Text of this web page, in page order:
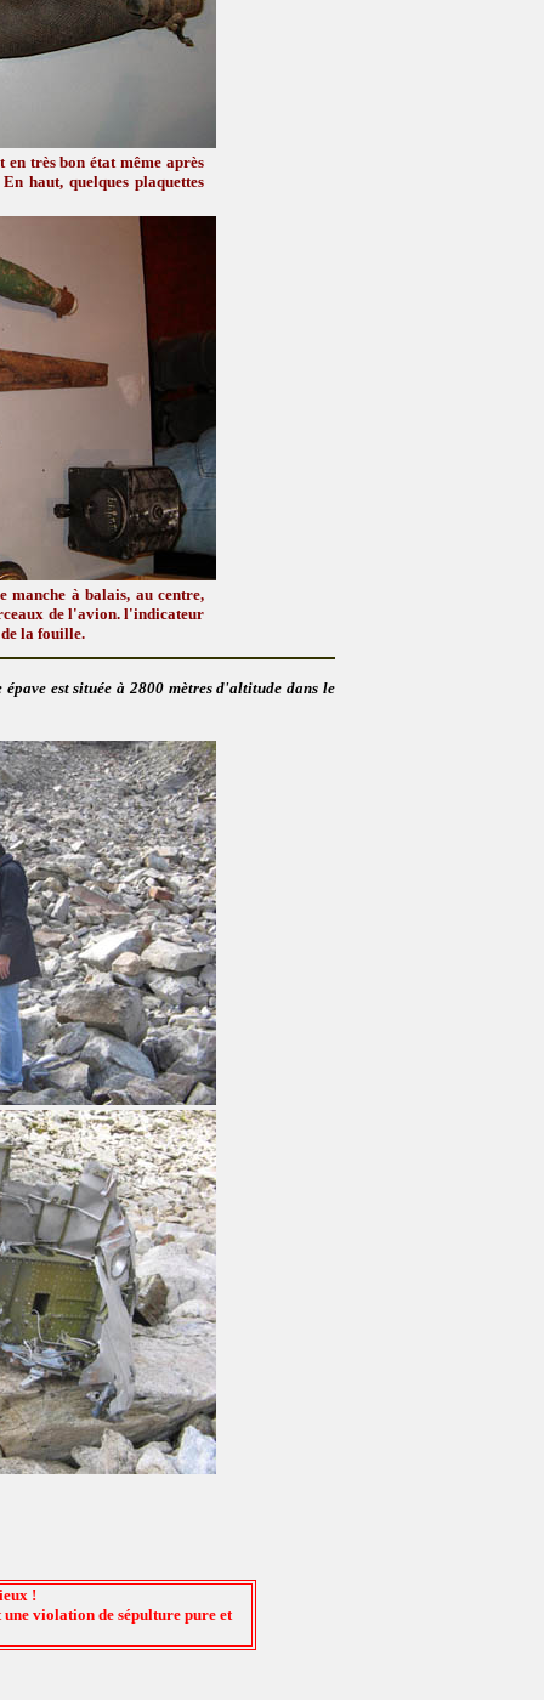
très bon état même après
haut, quelques plaquettes
manche à balais, au centre,
de l'avion. l'indicateur
la fouille.
est située à 2800 mètres d'altitude dans le
!
une violation de sépulture pure et